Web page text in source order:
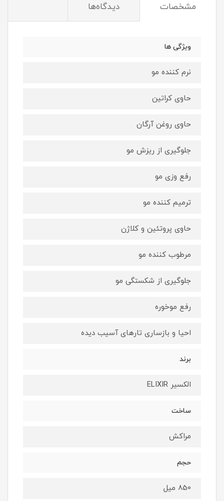
مشخصات دیدگاه‌ها
ویژگی ها
نرم کننده مو
حاوی کراتین
حاوی روغن آرگان
جلوگیری از ریزش مو
رفع وزی مو
ترمیم کننده مو
حاوی پروتئین و کلاژن
مرطوب کننده مو
جلوگیری از شکستگی مو
رفع موخوره
احیا و بازساری تارهای آسیب دیده
برند
الکسیر ELIXIR
ساخت
مراکش
حجم
850 میل